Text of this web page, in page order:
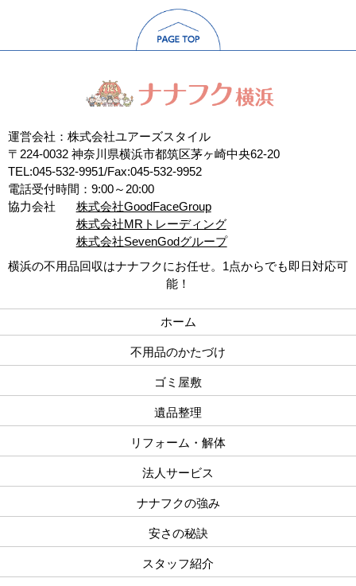
運営会社：株式会社ユアーズスタイル
〒224-0032 神奈川県横浜市都筑区茅ヶ崎中央62-20
TEL:045-532-9951/Fax:045-532-9952
電話受付時間：9:00～20:00
協力会社
株式会社GoodFaceGroup
株式会社MRトレーディング
株式会社SevenGodグループ
横浜の不用品回収はナナフクにお任せ。1点からでも即日対応可
能！
ホーム
不用品のかたづけ
ゴミ屋敷
遺品整理
リフォーム・解体
法人サービス
ナナフクの強み
安さの秘訣
スタッフ紹介